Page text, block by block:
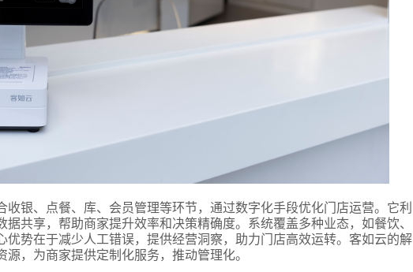
银、点餐、库、会员管理等环节，通过数字化手段优化门店运营。它利
共享，帮助商家提升效率和决策精确度。系统覆盖多种业态，如餐饮、
势在于减少人工错误，提供经营洞察，助力门店高效运转。客如云的解
，为商家提供定制化服务，推动管理化。